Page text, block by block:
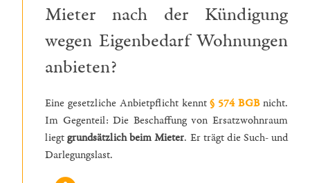
Mieter nach der Kündigung
wegen Eigenbedarf Wohnungen
anbieten?
Eine gesetzliche Anbietpflicht kennt§ 574 BGBnicht.
Im Gegenteil: Die Beschaffung von Ersatzwohnraum
liegtgrundsätzlich beim Mieter. Er trägt die Such- und
Darlegungslast.